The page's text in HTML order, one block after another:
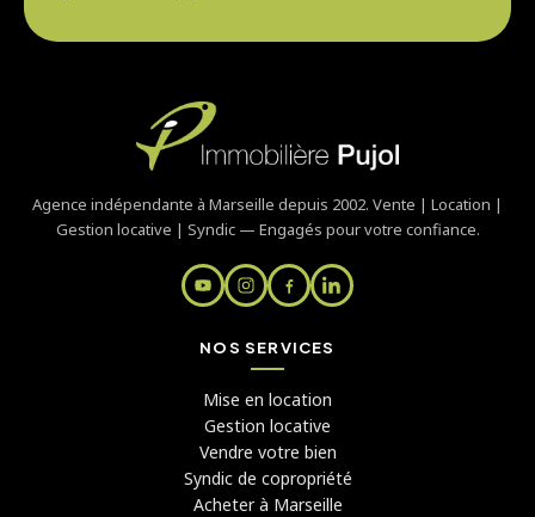
Agence indépendante à Marseille depuis 2002. Vente | Location |
Gestion locative | Syndic — Engagés pour votre confiance.
NOS SERVICES
Mise en location
Gestion locative
Vendre votre bien
Syndic de copropriété
Acheter à Marseille